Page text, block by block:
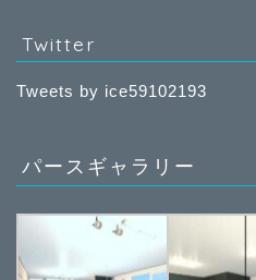
Twitter
Tweets by ice59102193
パースギャラリー